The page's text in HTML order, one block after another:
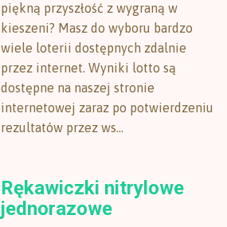
piękną przyszłość z wygraną w
kieszeni? Masz do wyboru bardzo
wiele loterii dostępnych zdalnie
przez internet. Wyniki lotto są
dostępne na naszej stronie
internetowej zaraz po potwierdzeniu
rezultatów przez ws...
Rękawiczki nitrylowe
jednorazowe